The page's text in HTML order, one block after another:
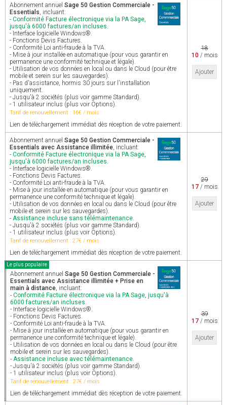
Abonnement annuel Sage 50 Gestion Commerciale -
Essentials, incluant:
- Conformité Facture électronique via la PA Sage,
jusqu'à 6000 factures/an incluses.
- Interface logicielle Windows®.
- Fonctions Devis Factures.
- Conformité Loi anti-fraude à la TVA.
- Mise à jour installée en automatique (pour vous garantir en
permanence une conformité technique et légale).
- Utilisation de vos données en local ou dans le Cloud (pour être
mobile et serein sur les sauvegardes).
- Pas d'assistance, hormis 30 jours sur l'installation
uniquement.
- Jusqu'à 2 sociétés (plus voir gamme Standard).
- 1 utilisateur inclus (plus voir Options).
Tarif de renouvellement : 16€ / mois
Lien de téléchargement immédiat dès réception de votre paiement.
18
10/ mois
Ajouter
Abonnement annuel Sage 50 Gestion Commerciale -
Essentials avec Assistance illimitée, incluant:
- Conformité Facture électronique via la PA Sage,
jusqu'à 6000 factures/an incluses.
- Interface logicielle Windows®.
- Fonctions Devis Factures.
- Conformité Loi anti-fraude à la TVA.
- Mise à jour installée en automatique (pour vous garantir en
permanence une conformité technique et légale).
- Utilisation de vos données en local ou dans le Cloud (pour être
mobile et serein sur les sauvegardes).
- Assistance incluse sans télémaintenance.
- Jusqu'à 2 sociétés (plus voir gamme Standard).
- 1 utilisateur inclus (plus voir Options).
Tarif de renouvellement : 27€ / mois
Lien de téléchargement immédiat dès réception de votre paiement.
29
17/ mois
Ajouter
Le plus populaire
Abonnement annuel Sage 50 Gestion Commerciale -
Essentials avec Assistance illimitée + Prise en
main à distance, incluant:
- Conformité Facture électronique via la PA Sage, jusqu'à
6000 factures/an incluses.
- Interface logicielle Windows®.
- Fonctions Devis Factures.
- Conformité Loi anti-fraude à la TVA.
- Mise à jour installée en automatique (pour vous garantir en
permanence une conformité technique et légale).
- Utilisation de vos données en local ou dans le Cloud (pour être
mobile et serein sur les sauvegardes).
- Assistance incluse avec télémaintenance.
- Jusqu'à 2 sociétés (plus voir gamme Standard).
- 1 utilisateur inclus (plus voir Options).
Tarif de renouvellement : 27€ / mois
Lien de téléchargement immédiat dès réception de votre paiement.
39
17/ mois
Ajouter